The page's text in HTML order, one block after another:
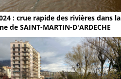
: crue rapide des rivières dans la
de SAINT-MARTIN-D'ARDECHE